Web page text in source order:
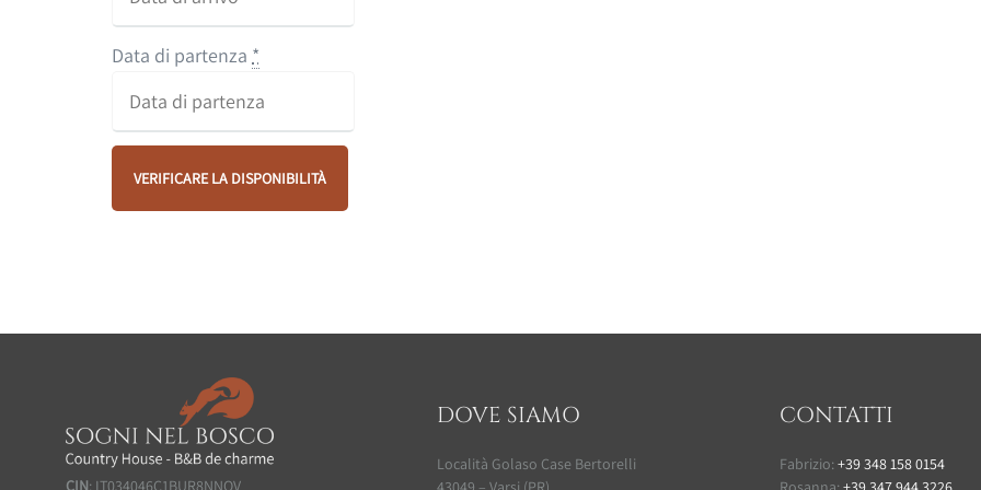
Data di partenza *
CIN: IT034046C1BUR8NNQV
DOVE SIAMO
Località Golaso Case Bertorelli
CONTATTI
Fabrizio:+39 348 158 0154